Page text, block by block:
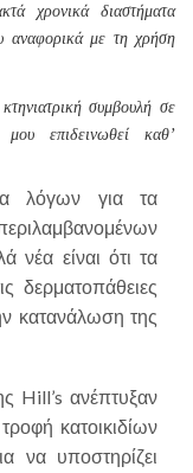
χρονικά διαστήματα
αναφορικά με τη χρήση
συμβουλή σε
επιδεινωθεί καθ’
λόγων για τα
νέα είναι ότι τα
δερματοπάθειες
κατανάλωση της
Hill’s ανέπτυξαν
κατοικιδίων
να υποστηρίζει